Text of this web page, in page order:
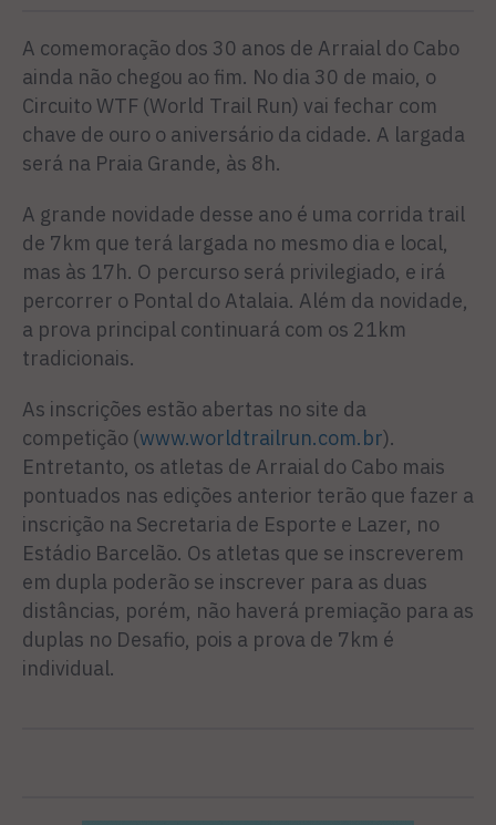
A comemoração dos 30 anos de Arraial do Cabo
ainda não chegou ao fim. No dia 30 de maio, o
Circuito WTF (World Trail Run) vai fechar com
chave de ouro o aniversário da cidade. A largada
será na Praia Grande, às 8h.
A grande novidade desse ano é uma corrida trail
de 7km que terá largada no mesmo dia e local,
mas às 17h. O percurso será privilegiado, e irá
percorrer o Pontal do Atalaia. Além da novidade,
a prova principal continuará com os 21km
tradicionais.
As inscrições estão abertas no site da
competição (www.worldtrailrun.com.br).
Entretanto, os atletas de Arraial do Cabo mais
pontuados nas edições anterior terão que fazer a
inscrição na Secretaria de Esporte e Lazer, no
Estádio Barcelão. Os atletas que se inscreverem
em dupla poderão se inscrever para as duas
distâncias, porém, não haverá premiação para as
duplas no Desafio, pois a prova de 7km é
individual.